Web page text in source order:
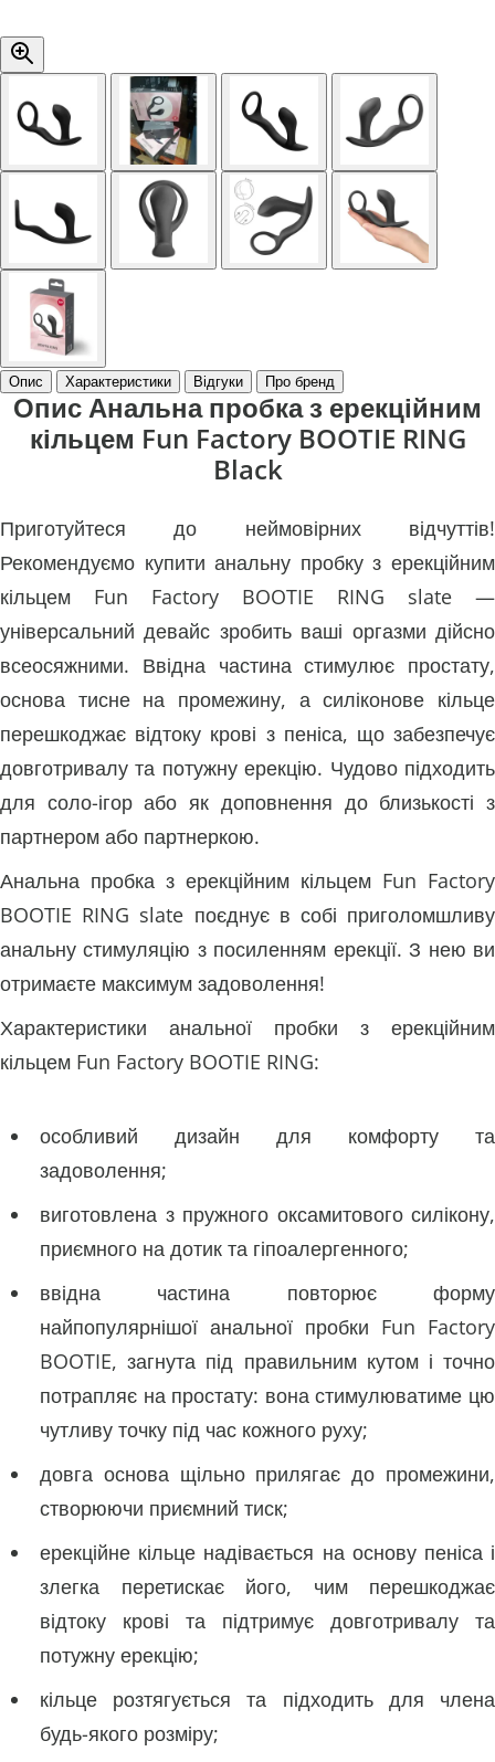
Опис Характеристики Відгуки Про бренд
Опис Анальна пробка з ерекційним
кільцем Fun Factory BOOTIE RING
Black
Приготуйтеся до неймовірних відчуттів!
Рекомендуємо купити анальну пробку з ерекційним
кільцем Fun Factory BOOTIE RING slate —
універсальний девайс зробить ваші оргазми дійсно
всеосяжними. Ввідна частина стимулює простату,
основа тисне на промежину, а силіконове кільце
перешкоджає відтоку крові з пеніса, що забезпечує
довготривалу та потужну ерекцію. Чудово підходить
для соло-ігор або як доповнення до близькості з
партнером або партнеркою.
Анальна пробка з ерекційним кільцем Fun Factory
BOOTIE RING slate поєднує в собі приголомшливу
анальну стимуляцію з посиленням ерекції. З нею ви
отримаєте максимум задоволення!
Характеристики анальної пробки з ерекційним
кільцем Fun Factory BOOTIE RING:
особливий дизайн для комфорту та
задоволення;
виготовлена з пружного оксамитового силікону,
приємного на дотик та гіпоалергенного;
ввідна частина повторює форму
найпопулярнішої анальної пробки Fun Factory
BOOTIE, загнута під правильним кутом і точно
потрапляє на простату: вона стимулюватиме цю
чутливу точку під час кожного руху;
довга основа щільно прилягає до промежини,
створюючи приємний тиск;
ерекційне кільце надівається на основу пеніса і
злегка перетискає його, чим перешкоджає
відтоку крові та підтримує довготривалу та
потужну ерекцію;
кільце розтягується та підходить для члена
будь-якого розміру;